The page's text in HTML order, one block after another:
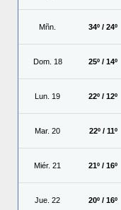
Mñn. 34º / 24º
Dom. 18 25º / 14º
Lun. 19 22º / 12º
Mar. 20 22º / 11º
Miér. 21 21º / 16º
Jue. 22 20º / 16º